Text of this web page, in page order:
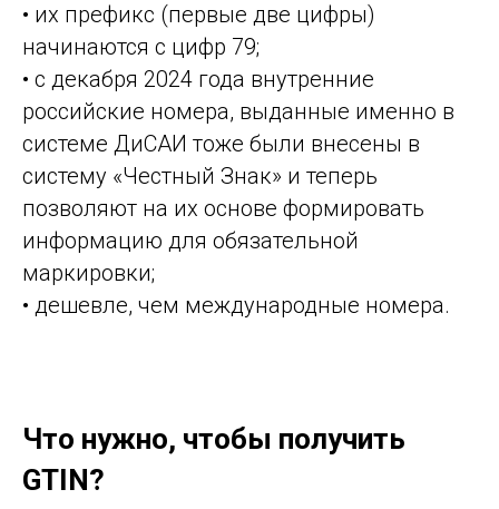
• их префикс (первые две цифры)
начинаются с цифр 79;
• с декабря 2024 года внутренние
российские номера, выданные именно в
системе ДиСАИ тоже были внесены в
систему «Честный Знак» и теперь
позволяют на их основе формировать
информацию для обязательной
маркировки;
• дешевле, чем международные номера.
Что нужно, чтобы получить
GTIN?